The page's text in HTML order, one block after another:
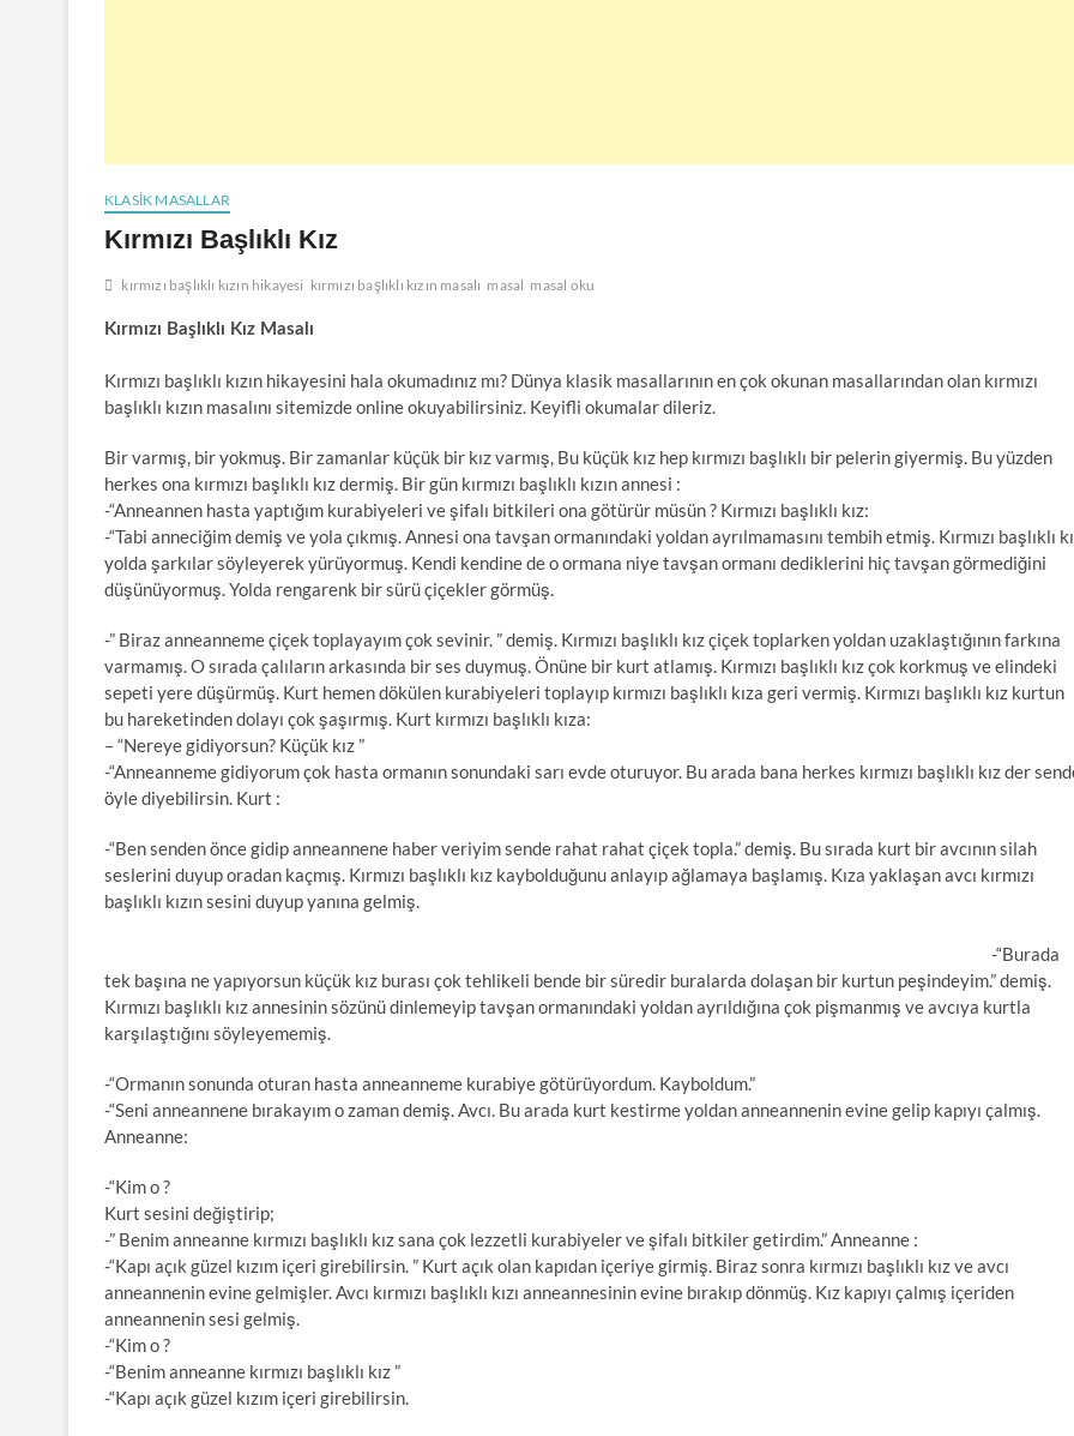
KLASIK MASALLAR
Kırmızı Başlıklı Kız
kırmızı başlıklı kızın hikayesi kırmızı başlıklı kızın masalı masal masal oku
Kırmızı Başlıklı Kız Masalı
Kırmızı başlıklı kızın hikayesini hala okumadınız mı? Dünya klasik masallarının en çok okunan masallarından olan kırmızı
başlıklı kızın masalını sitemizde online okuyabilirsiniz. Keyifli okumalar dileriz.
Bir varmış, bir yokmuş. Bir zamanlar küçük bir kız varmış, Bu küçük kız hep kırmızı başlıklı bir pelerin giyermiş. Bu yüzden
herkes ona kırmızı başlıklı kız dermiş. Bir gün kırmızı başlıklı kızın annesi :
-“Anneannen hasta yaptığım kurabiyeleri ve şifalı bitkileri ona götürür müsün ? Kırmızı başlıklı kız:
-“Tabi anneciğim demiş ve yola çıkmış. Annesi ona tavşan ormanındaki yoldan ayrılmamasını tembih etmiş. Kırmızı başlıklı
yolda şarkılar söyleyerek yürüyormuş. Kendi kendine de o ormana niye tavşan ormanı dediklerini hiç tavşan görmediğini
düşünüyormuş. Yolda rengarenk bir sürü çiçekler görmüş.
-” Biraz anneanneme çiçek toplayayım çok sevinir. ” demiş. Kırmızı başlıklı kız çiçek toplarken yoldan uzaklaştığının farkına
varmamış. O sırada çalıların arkasında bir ses duymuş. Önüne bir kurt atlamış. Kırmızı başlıklı kız çok korkmuş ve elindeki
sepeti yere düşürmüş. Kurt hemen dökülen kurabiyeleri toplayıp kırmızı başlıklı kıza geri vermiş. Kırmızı başlıklı kız kurtun
bu hareketinden dolayı çok şaşırmış. Kurt kırmızı başlıklı kıza:
– “Nereye gidiyorsun? Küçük kız ”
-“Anneanneme gidiyorum çok hasta ormanın sonundaki sarı evde oturuyor. Bu arada bana herkes kırmızı başlıklı kız der
öyle diyebilirsin. Kurt :
-“Ben senden önce gidip anneannene haber veriyim sende rahat rahat çiçek topla.” demiş. Bu sırada kurt bir avcının silah
seslerini duyup oradan kaçmış. Kırmızı başlıklı kız kaybolduğunu anlayıp ağlamaya başlamış. Kıza yaklaşan avcı kırmızı
başlıklı kızın sesini duyup yanına gelmiş.
-“Burada
tek başına ne yapıyorsun küçük kız burası çok tehlikeli bende bir süredir buralarda dolaşan bir kurtun peşindeyim.” demiş.
Kırmızı başlıklı kız annesinin sözünü dinlemeyip tavşan ormanındaki yoldan ayrıldığına çok pişmanmış ve avcıya kurtla
karşılaştığını söyleyememiş.
-“Ormanın sonunda oturan hasta anneanneme kurabiye götürüyordum. Kayboldum.”
-“Seni anneannene bırakayım o zaman demiş. Avcı. Bu arada kurt kestirme yoldan anneannenin evine gelip kapıyı çalmış.
Anneanne:
-“Kim o ?
Kurt sesini değiştirip;
-” Benim anneanne kırmızı başlıklı kız sana çok lezzetli kurabiyeler ve şifalı bitkiler getirdim.” Anneanne :
-“Kapı açık güzel kızım içeri girebilirsin. ” Kurt açık olan kapıdan içeriye girmiş. Biraz sonra kırmızı başlıklı kız ve avcı
anneannenin evine gelmişler. Avcı kırmızı başlıklı kızı anneannesinin evine bırakıp dönmüş. Kız kapıyı çalmış içeriden
anneannenin sesi gelmiş.
-“Kim o ?
-“Benim anneanne kırmızı başlıklı kız ”
-“Kapı açık güzel kızım içeri girebilirsin.